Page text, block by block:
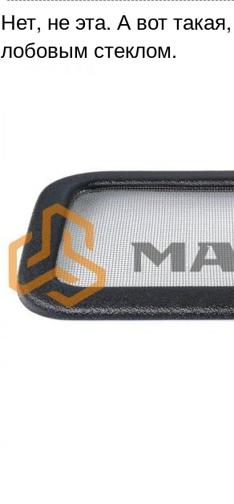
Нет, не эта. А вот
лобовым стеклом.